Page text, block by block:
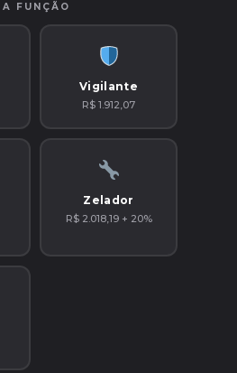
FUNÇÃO
Vigilante
R$ 1.912,07
Zelador
R$ 2.018,19 + 20%